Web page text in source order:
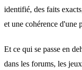
identifié, des faits
et une cohérence d'une
Et ce qui se passe en
dans les forums, les